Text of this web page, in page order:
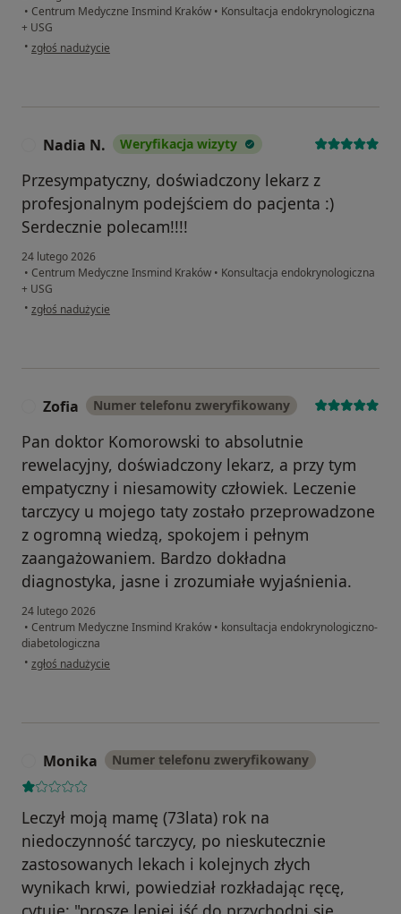
• Centrum Medyczne Insmind Kraków • Konsultacja endokrynologiczna
+ USG
• w opinii użytkownika A.P.
zgłoś nadużycie
Nadia N. Weryfikacja wizyty
Przesympatyczny, doświadczony lekarz z
profesjonalnym podejściem do pacjenta :)
Serdecznie polecam!!!!
24 lutego 2026
• Centrum Medyczne Insmind Kraków • Konsultacja endokrynologiczna
+ USG
• w opinii użytkownika Nadia N.
zgłoś nadużycie
Zofia Numer telefonu zweryfikowany
Pan doktor Komorowski to absolutnie
rewelacyjny, doświadczony lekarz, a przy tym
empatyczny i niesamowity człowiek. Leczenie
tarczycy u mojego taty zostało przeprowadzone
z ogromną wiedzą, spokojem i pełnym
zaangażowaniem. Bardzo dokładna
diagnostyka, jasne i zrozumiałe wyjaśnienia.
24 lutego 2026
• Centrum Medyczne Insmind Kraków • konsultacja endokrynologiczno-
diabetologiczna
• w opinii użytkownika Zofia
zgłoś nadużycie
Monika Numer telefonu zweryfikowany
Leczył moją mamę (73lata) rok na
niedoczynność tarczycy, po nieskutecznie
zastosowanych lekach i kolejnych złych
wynikach krwi, powiedział rozkładając ręcę,